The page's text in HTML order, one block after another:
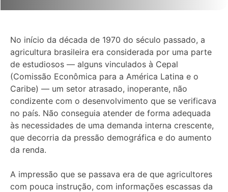
No início da década de 1970 do século passado, a
agricultura brasileira era considerada por uma parte
de estudiosos — alguns vinculados à Cepal
(Comissão Econômica para a América Latina e o
Caribe) — um setor atrasado, inoperante, não
condizente com o desenvolvimento que se verificava
no país. Não conseguia atender de forma adequada
às necessidades de uma demanda interna crescente,
que decorria da pressão demográfica e do aumento
da renda.
A impressão que se passava era de que agricultores
com pouca instrução, com informações escassas da